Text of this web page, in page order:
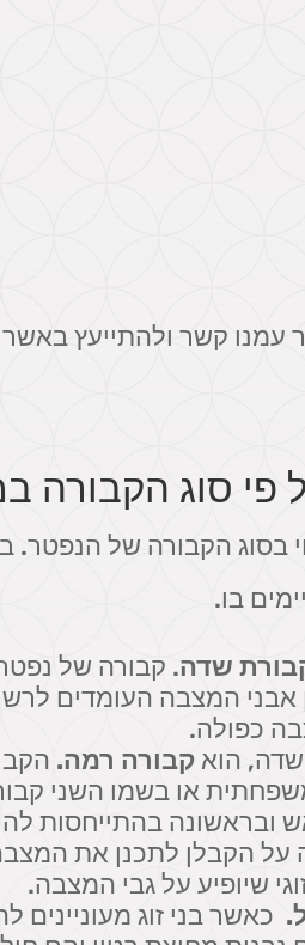
עמנו קשר ולהתייעץ
סוג הקבורה
בסוג הקבורה של הנפטר.
בו.
שדה. קבורה של
אבני המצבה העומדים
כפולה.
שדה, הואקבורה רמה.
או בשמו השני
ובראשונה בהתייחסות
הקבלן לתכנן את
שיופיע על גבי המצבה.
כאשר בני זוג